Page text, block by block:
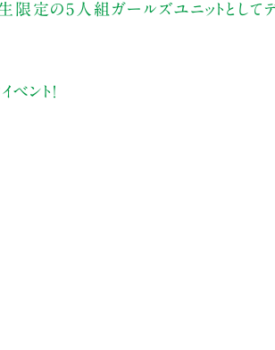
限定の5人組ガールズユニットとして
ント！